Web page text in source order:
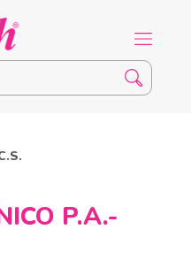
P.A.-